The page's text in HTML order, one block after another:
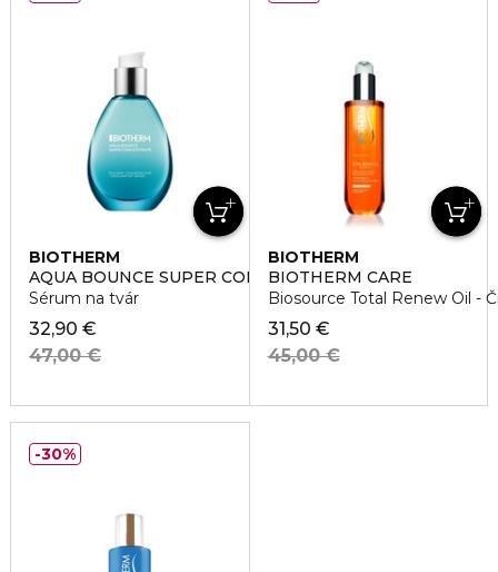
BIOTHERM
AQUA BOUNCE SUPER CONCENTRATE
Sérum na tvár
32,90 €
47,00 €
BIOTHERM
BIOTHERM CARE
Biosource Total Renew Oil -
31,50 €
45,00 €
30%